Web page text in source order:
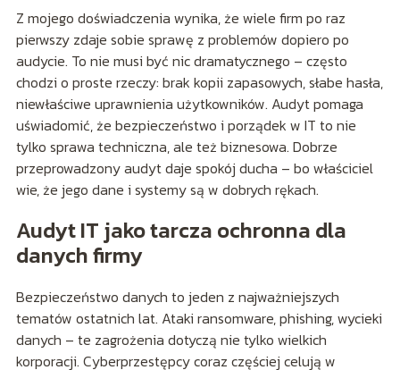
Z mojego doświadczenia wynika, że wiele firm po raz
pierwszy zdaje sobie sprawę z problemów dopiero po
audycie. To nie musi być nic dramatycznego – często
chodzi o proste rzeczy: brak kopii zapasowych, słabe hasła,
niewłaściwe uprawnienia użytkowników. Audyt pomaga
uświadomić, że bezpieczeństwo i porządek w IT to nie
tylko sprawa techniczna, ale też biznesowa. Dobrze
przeprowadzony audyt daje spokój ducha – bo właściciel
wie, że jego dane i systemy są w dobrych rękach.
Audyt IT jako tarcza ochronna dla
danych firmy
Bezpieczeństwo danych to jeden z najważniejszych
tematów ostatnich lat. Ataki ransomware, phishing, wycieki
danych – te zagrożenia dotyczą nie tylko wielkich
korporacji. Cyberprzestępcy coraz częściej celują w